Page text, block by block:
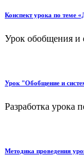
Конспект урока по теме
Урок обобщения и
Урок "Обобщение и
Разработка урока
Методика проведения